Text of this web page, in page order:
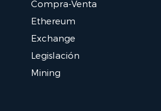
Compra-Venta
Ethereum
Exchange
Legislación
Mining